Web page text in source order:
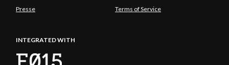
Presse Terms of Service
INTEGRATED WITH